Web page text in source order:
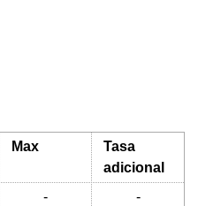
Max
Tasa
adicional
- -